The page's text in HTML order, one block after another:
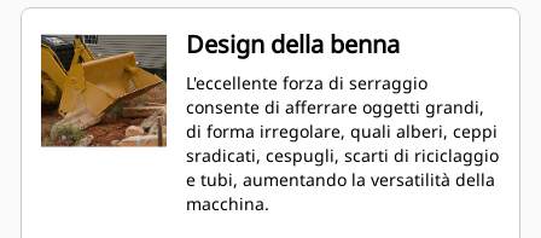
Design della benna
L'eccellente forza di serraggio
consente di afferrare oggetti grandi,
di forma irregolare, quali alberi, ceppi
sradicati, cespugli, scarti di riciclaggio
e tubi, aumentando la versatilità della
macchina.